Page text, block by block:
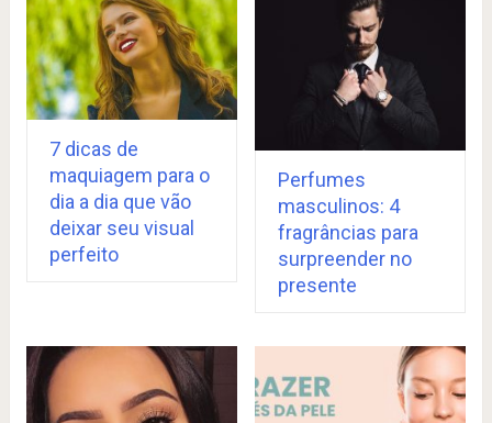
7 dicas de
maquiagem para o
dia a dia que vão
deixar seu visual
perfeito
Perfumes
masculinos: 4
fragrâncias para
surpreender no
presente